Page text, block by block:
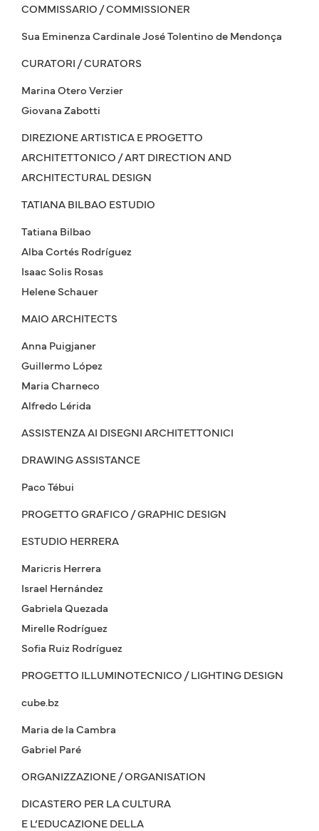
COMMISSARIO / COMMISSIONER
Sua Eminenza Cardinale José Tolentino de Mendonça
CURATORI / CURATORS
Marina Otero Verzier
Giovana Zabotti
DIREZIONE ARTISTICA E PROGETTO
ARCHITETTONICO / ART DIRECTION AND
ARCHITECTURAL DESIGN
TATIANA BILBAO ESTUDIO
Tatiana Bilbao
Alba Cortés Rodríguez
Isaac Solis Rosas
Helene Schauer
MAIO ARCHITECTS
Anna Puigjaner
Guillermo López
Maria Charneco
Alfredo Lérida
ASSISTENZA AI DISEGNI ARCHITETTONICI
DRAWING ASSISTANCE
Paco Tébui
PROGETTO GRAFICO / GRAPHIC DESIGN
ESTUDIO HERRERA
Maricris Herrera
Israel Hernández
Gabriela Quezada
Mirelle Rodríguez
Sofia Ruiz Rodríguez
PROGETTO ILLUMINOTECNICO / LIGHTING DESIGN
cube.bz
Maria de la Cambra
Gabriel Paré
ORGANIZZAZIONE / ORGANISATION
DICASTERO PER LA CULTURA
E L’EDUCAZIONE DELLA